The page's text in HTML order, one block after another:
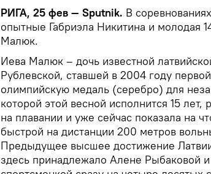
РИГА, 25 фев — Sputnik. В
опытные Габриэла Никитина и молодая
Малюк.
Иева Малюк – дочь известной
Рублевской, ставшей в 2004 году
олимпийскую медаль (серебро) для
которой этой весной исполнится 15 лет,
на плавании и уже сейчас показала на
быстрой на дистанции 200 метров
Предыдущее высшее достижение
здесь принадлежало Алене Рыбаковой